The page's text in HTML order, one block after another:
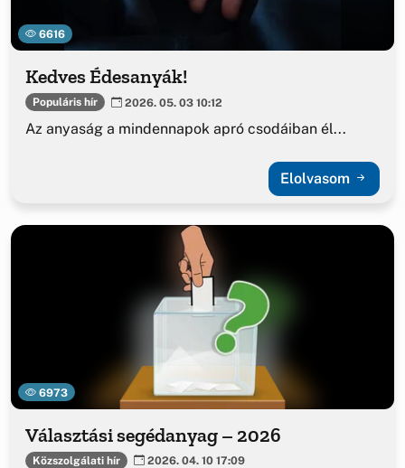
6616
Kedves Édesanyák!
Populáris hír 2026. 05. 03 10:12
Az anyaság a mindennapok apró csodáiban él...
Elolvasom
6973
Választási segédanyag – 2026
Közszolgálati hír 2026. 04. 10 17:09